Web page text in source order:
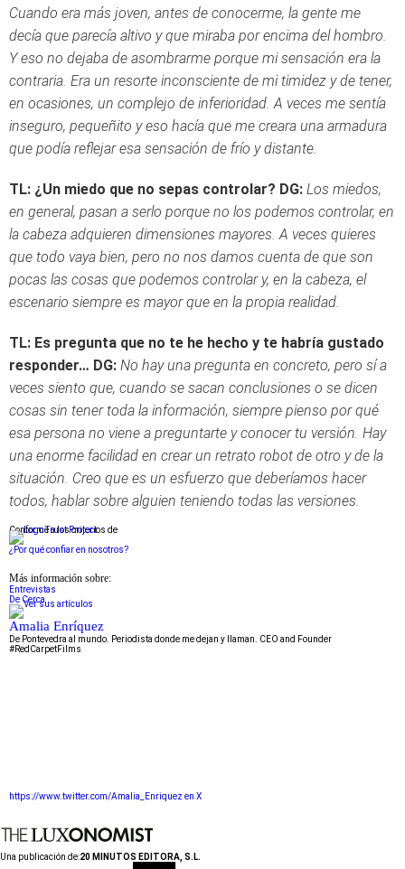
Cuando era más joven, antes de conocerme, la gente me
decía que parecía altivo y que miraba por encima del hombro.
Y eso no dejaba de asombrarme porque mi sensación era la
contraria. Era un resorte inconsciente de mi timidez y de tener,
en ocasiones, un complejo de inferioridad. A veces me sentía
inseguro, pequeñito y eso hacía que me creara una armadura
que podía reflejar esa sensación de frío y distante.
TL: ¿Un miedo que no sepas controlar? DG: Los miedos,
en general, pasan a serlo porque no los podemos controlar, en
la cabeza adquieren dimensiones mayores. A veces quieres
que todo vaya bien, pero no nos damos cuenta de que son
pocas las cosas que podemos controlar y, en la cabeza, el
escenario siempre es mayor que en la propia realidad.
TL: Es pregunta que no te he hecho y te habría gustado
responder… DG: No hay una pregunta en concreto, pero sí a
veces siento que, cuando se sacan conclusiones o se dicen
cosas sin tener toda la información, siempre pienso por qué
esa persona no viene a preguntarte y conocer tu versión. Hay
una enorme facilidad en crear un retrato robot de otro y de la
situación. Creo que es un esfuerzo que deberíamos hacer
todos, hablar sobre alguien teniendo todas las versiones.
Conforme a los criterios de
¿Por qué confiar en nosotros?
Más información sobre:
Entrevistas
De Cerca
Amalia Enríquez
De Pontevedra al mundo. Periodista donde me dejan y llaman. CEO and Founder
#RedCarpetFilms
https://www.twitter.com/Amalia_Enriquez en X
Una publicación de:20 MINUTOS EDITORA, S.L.